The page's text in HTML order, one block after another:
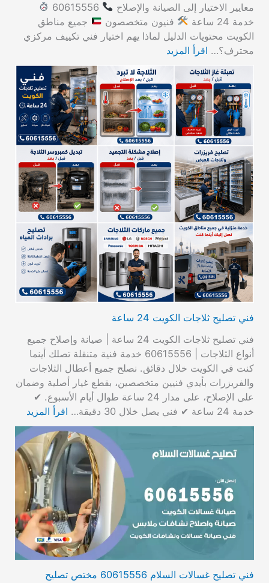
معايير الاختيار إلى الصيانة والإصلاح
خدمة 24 ساعة
فنيون متخصصون
جميع مناطق
الكويت محتويات الدليل لماذا يهم اختيار فني تكييف مركزي
محترف؟… اقرأ المزيد
فني تصليح ثلاجات الكويت 24 ساعة
فني تصليح ثلاجات الكويت 24 ساعة | صيانة وإصلاح جميع
أنواع الثلاجات | 60615556 خدمة فنية متنقلة تصلك أينما
كنت في الكويت خلال دقائق. نصلح جميع أعطال الثلاجات
والفريزرات بأيدي فنيين متخصصين، بقطع غيار أصلية وضمان
على الإصلاح، على مدار 24 ساعة طوال أيام الأسبوع. ✔
خدمة 24 ساعة ✔ فني يصل خلال 30 دقيقة…
اقرأ المزيد
فني تصليح غسالات السلام 60615556 مختص تصليح